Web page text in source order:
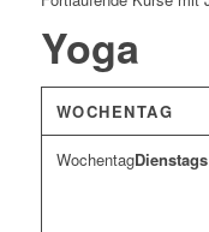
Yoga
WOCHENTAG
Dienstags